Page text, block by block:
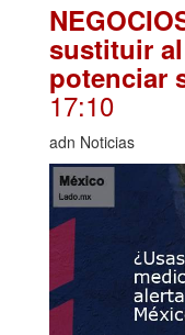
sustituir
potenciar
17:10
adn Noticias